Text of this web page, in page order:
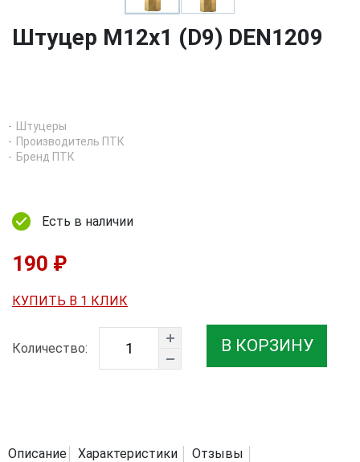
Штуцер М12х1 (D9) DEN1209
Штуцеры
Производитель ПТК
Бренд ПТК
Есть в наличии
190 ₽
КУПИТЬ В 1 КЛИК
Количество: В КОРЗИНУ
Описание Характеристики Отзывы